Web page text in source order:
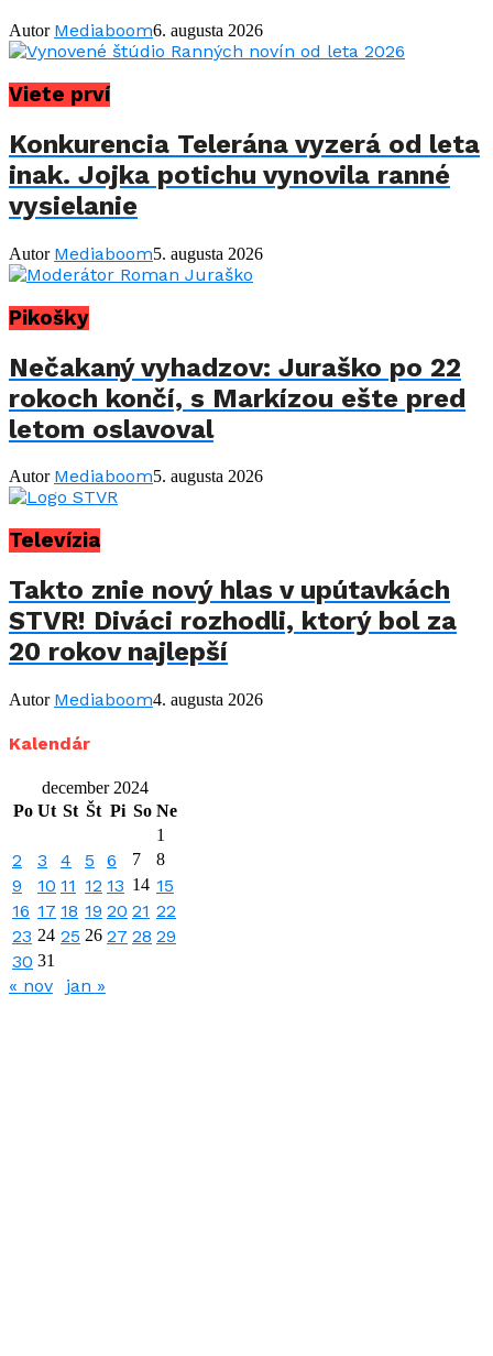
Autor Mediaboom6. augusta 2026
Viete prví
Konkurencia Telerána vyzerá od leta
inak. Jojka potichu vynovila ranné
vysielanie
Autor Mediaboom5. augusta 2026
Pikošky
Nečakaný vyhadzov: Juraško po 22
rokoch končí, s Markízou ešte pred
letom oslavoval
Autor Mediaboom5. augusta 2026
Televízia
Takto znie nový hlas v upútavkách
STVR! Diváci rozhodli, ktorý bol za
20 rokov najlepší
Autor Mediaboom4. augusta 2026
Kalendár
december 2024
Po Ut St Št Pi So Ne
1
2 3 4 5 6 7 8
9 10 11 12 13 14 15
16 17 18 19 20 21 22
23 24 25 26 27 28 29
30 31
« nov jan »